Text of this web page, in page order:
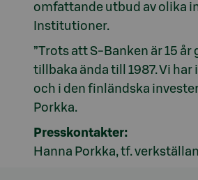
omfattande utbud av olika
Institutioner.
”Trots att S-Banken är 15
tillbaka ända till 1987. Vi
och i den finländska
Porkka.
Presskontakter:
Hanna Porkka, tf.